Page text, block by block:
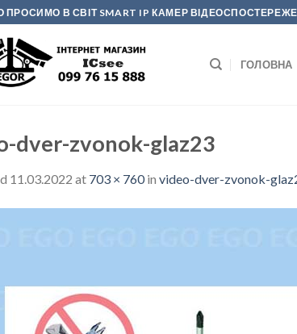
ПРОСИМО В СВІТ SMART IP КАМЕР
ГОЛОВНА
dver-zvonok-glaz23
11.03.2022 at 703 × 760in video-dver-zvonok-